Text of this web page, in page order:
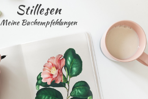
Stillesen
Meine Buchempfehlungen